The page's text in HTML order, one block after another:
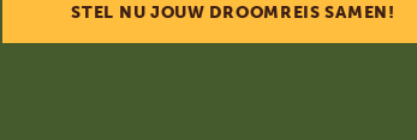
STEL NU JOUW DROOMREIS SAMEN!